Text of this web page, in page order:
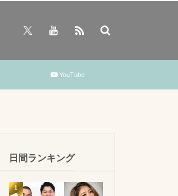
YouTube
日間ランキング
1